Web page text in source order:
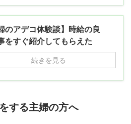
のアデコ体験談】時給の良
をすぐ紹介してもらえた
続きを見る
する主婦の方へ